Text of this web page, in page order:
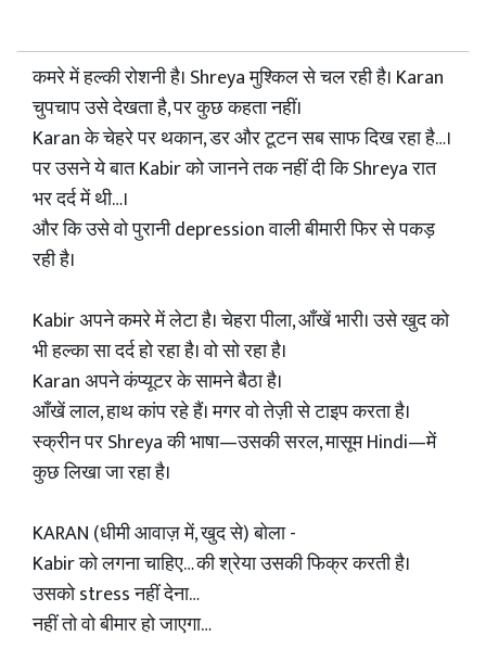
कमरे में हल्की रोशनी है। Shreya मुश्किल से चल रही है। Karan
चुपचाप उसे देखता है, पर कुछ कहता नहीं।
Karan के चेहरे पर थकान, डर और टूटन सब साफ दिख रहा है…।
पर उसने ये बात Kabir को जानने तक नहीं दी कि Shreya रात
भर दर्द में थी…।
और कि उसे वो पुरानी depression वाली बीमारी फिर से पकड़
रही है।
Kabir अपने कमरे में लेटा है। चेहरा पीला, आँखें भारी। उसे खुद को
भी हल्का सा दर्द हो रहा है। वो सो रहा है।
Karan अपने कंप्यूटर के सामने बैठा है।
आँखें लाल, हाथ कांप रहे हैं। मगर वो तेज़ी से टाइप करता है।
स्क्रीन पर Shreya की भाषा—उसकी सरल, मासूम Hindi—में
कुछ लिखा जा रहा है।
KARAN (धीमी आवाज़ में, खुद से) बोला -
Kabir को लगना चाहिए… की श्रेया उसकी फिक्र करती है।
उसको stress नहीं देना…
नहीं तो वो बीमार हो जाएगा…